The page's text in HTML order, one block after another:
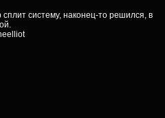
систему, наконец-то решился, в